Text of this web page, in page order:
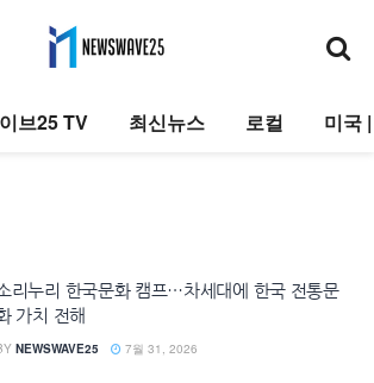
브25 TV 최신뉴스 로컬 미국
리누리 한국문화 캠프…차세대에 한국 전통문
가치 전해
NEWSWAVE25 7월 31, 2026